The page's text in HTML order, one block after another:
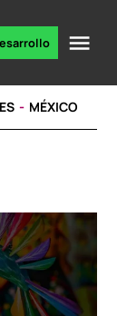
MÉXICO